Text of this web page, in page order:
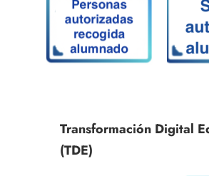
Transformación Digital
(TDE)